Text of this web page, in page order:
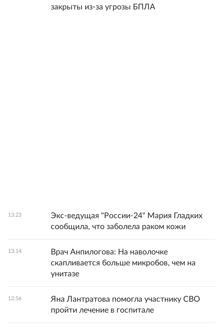
закрыты из-за угрозы БПЛА
13:23
Экс-ведущая "России-24" Мария Гладких
сообщила, что заболела раком кожи
13:14
Врач Анпилогова: На наволочке
скапливается больше микробов, чем на
унитазе
12:56
Яна Лантратова помогла участнику СВО
пройти лечение в госпитале